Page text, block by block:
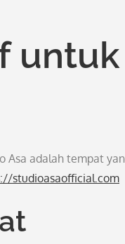
untuk
Asa adalah tempat
studioasaofficial.com